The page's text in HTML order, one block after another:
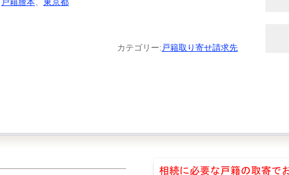
戸籍謄本、 東京都
カテゴリー:戸籍取り寄せ請求先